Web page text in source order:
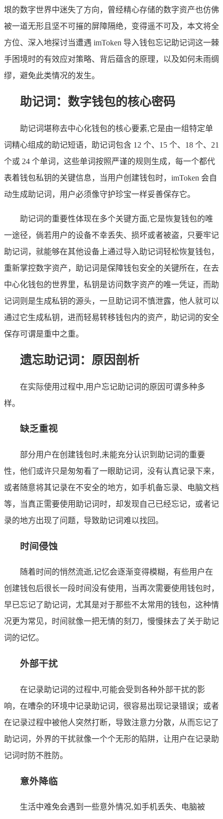
垠的数字世界中迷失了方向，曾经精心存储的数字资产也仿佛
被一道无形且坚不可摧的屏障隔绝，变得遥不可及，本文将全
方位、深入地探讨当遭遇 imToken 导入钱包忘记助记词这一棘
手困境时的有效应对策略、背后蕴含的原理，以及如何未雨绸
缪，避免此类情况的发生。
助记词：数字钱包的核心密码
助记词堪称去中心化钱包的核心要素,它是由一组特定单
词精心组成的助记短语，助记词包含 12 个、15 个、18 个、21
个或 24 个单词，这些单词按照严谨的规则生成，每一个都代
表着钱包私钥的关键信息，当用户创建钱包时，imToken 会自
动生成助记词，用户必须像守护珍宝一样妥善保存它。
助记词的重要性体现在多个关键方面,它是恢复钱包的唯
一途径，倘若用户的设备不幸丢失、损坏或者被盗，只要牢记
助记词，就能够在其他设备上通过导入助记词轻松恢复钱包，
重新掌控数字资产，助记词是保障钱包安全的关键所在，在去
中心化钱包的世界里，私钥是访问数字资产的唯一凭证，而助
记词则是生成私钥的源头，一旦助记词不慎泄露，他人就可以
通过它生成私钥，进而轻易转移钱包内的资产，助记词的安全
保存可谓是重中之重。
遗忘助记词：原因剖析
在实际使用过程中,用户忘记助记词的原因可谓多种多
样。
缺乏重视
部分用户在创建钱包时,未能充分认识到助记词的重要
性，他们或许只是匆匆看了一眼助记词，没有认真记录下来，
或者随意将其记录在不安全的地方，如手机备忘录、电脑文档
等，当真正需要使用助记词时，却发现自己已经忘记，或者记
录的地方出现了问题，导致助记词难以找回。
时间侵蚀
随着时间的悄然流逝,记忆会逐渐变得模糊，有些用户在
创建钱包后很长一段时间没有使用，当再次需要使用钱包时，
早已忘记了助记词，尤其是对于那些不太常用的钱包，这种情
况更为常见，时间就像一把无情的刻刀，慢慢抹去了关于助记
词的记忆。
外部干扰
在记录助记词的过程中,可能会受到各种外部干扰的影
响，在嘈杂的环境中记录助记词，很容易出现记录错误；或者
在记录过程中被他人突然打断，导致注意力分散，从而忘记了
助记词，外界的干扰就像一个个无形的陷阱，让用户在记录助
记词时防不胜防。
意外降临
生活中难免会遇到一些意外情况,如手机丢失、电脑被